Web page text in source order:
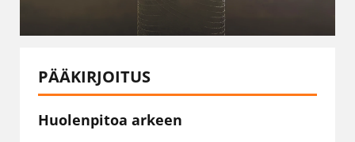
PÄÄKIRJOITUS
Huolenpitoa arkeen